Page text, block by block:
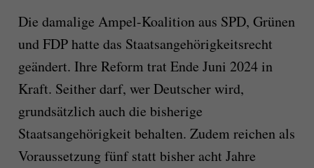
Die damalige Ampel-Koalition aus SPD, Grünen
und FDP hatte das Staatsangehörigkeitsrecht
geändert. Ihre Reform trat Ende Juni 2024 in
Kraft. Seither darf, wer Deutscher wird,
grundsätzlich auch die bisherige
Staatsangehörigkeit behalten. Zudem reichen als
Voraussetzung fünf statt bisher acht Jahre